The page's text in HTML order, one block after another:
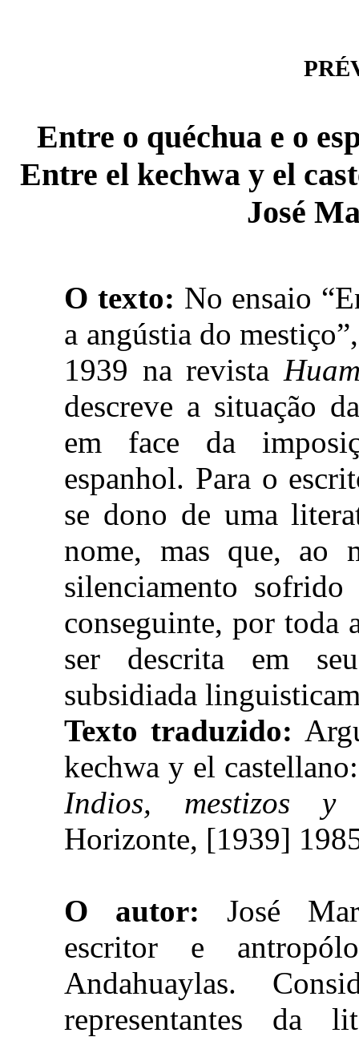
Entre o quéchua e o
Entre el kechwa y el
José
O texto: No ensaio
a angústia do
1939 na revista
descreve a situação
em face da
espanhol. Para o
se dono de uma
nome, mas que, ao
silenciamento
conseguinte, por toda
ser descrita em
subsidiada
Texto traduzido:
kechwa y el
Indios, mestizos y
Horizonte, [1939]
O autor: José
escritor e
Andahuaylas.
representantes da